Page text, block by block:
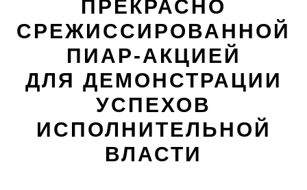
ПРЕКРАСНО
СРЕЖИССИРОВАННОЙ
ПИАР-АКЦИЕЙ
ДЛЯ ДЕМОНСТРАЦИИ
УСПЕХОВ
ИСПОЛНИТЕЛЬНОЙ
ВЛАСТИ